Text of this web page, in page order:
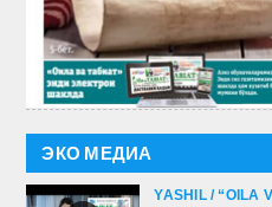
ЭКО МЕДИА
YASHIL / “OILA